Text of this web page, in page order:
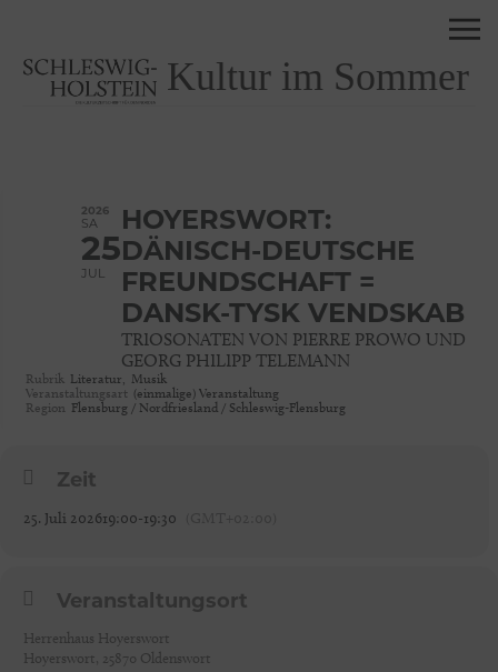
Kultur im Sommer
2026
SA
25
JUL
HOYERSWORT:
DÄNISCH-DEUTSCHE
FREUNDSCHAFT =
DANSK-TYSK VENDSKAB
TRIOSONATEN VON PIERRE PROWO UND
GEORG PHILIPP TELEMANN
Rubrik Literatur, Musik
Veranstaltungsart (einmalige) Veranstaltung
Region Flensburg / Nordfriesland / Schleswig-Flensburg
Zeit
25. Juli 202619:00-19:30
Veranstaltungsort
Herrenhaus Hoyerswort
Hoyerswort, 25870 Oldenswort